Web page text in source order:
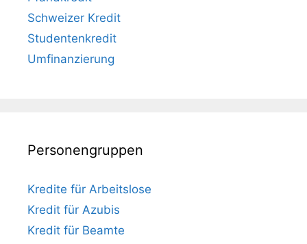
Schweizer Kredit
Studentenkredit
Umfinanzierung
Personengruppen
Kredite für Arbeitslose
Kredit für Azubis
Kredit für Beamte